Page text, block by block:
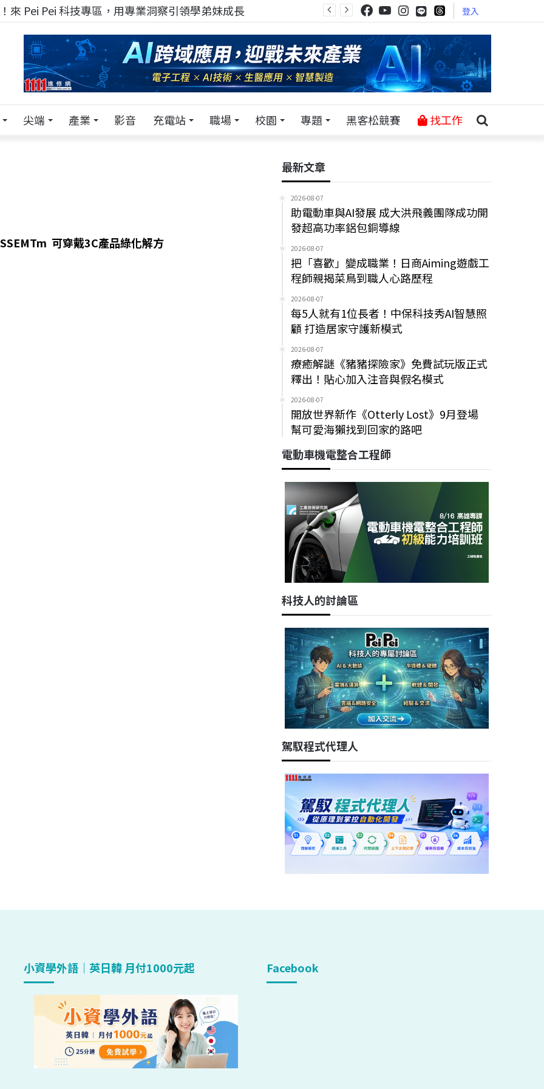
來 Pei Pei 科技專區，用專業洞察引領學弟妹成長 登入
尖端 產業 影音 充電站 職場 校園 專題 黑客松競賽 找工作
可穿戴3C產品綠化解方
最新文章
2026-08-07
助電動車與AI發展 成大洪飛義團隊成功開
發超高功率鋁包銅導線
2026-08-07
把「喜歡」變成職業！日商Aiming遊戲工
程師親揭菜鳥到職人心路歷程
2026-08-07
每5人就有1位長者！中保科技秀AI智慧照
顧 打造居家守護新模式
2026-08-07
療癒解謎《豬豬探險家》免費試玩版正式
釋出！貼心加入注音與假名模式
2026-08-07
開放世界新作《Otterly Lost》9月登場
幫可愛海獺找到回家的路吧
電動車機電整合工程師
科技人的討論區
駕馭程式代理人
小資學外語｜英日韓 月付1000元起 Facebook